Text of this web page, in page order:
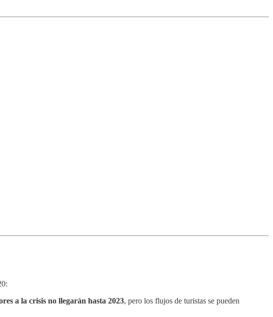
a la crisis no llegarán hasta 2023, pero los flujos de turistas se pueden